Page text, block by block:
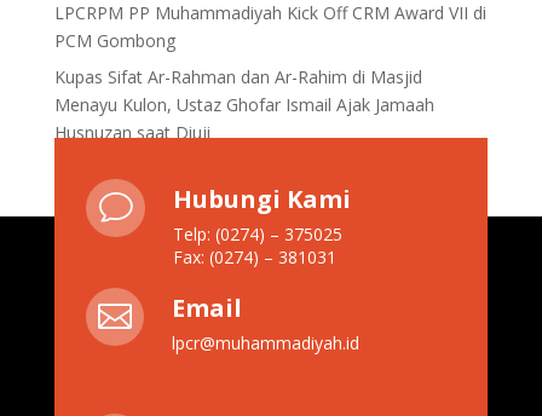
LPCRPM PP Muhammadiyah Kick Off CRM Award VII di
PCM Gombong
Kupas Sifat Ar-Rahman dan Ar-Rahim di Masjid
Menayu Kulon, Ustaz Ghofar Ismail Ajak Jamaah
Husnuzan saat Diuji
v Hubungi Kami
Telp: (0274) – 375025
Fax: (0274) – 381031
 Email
lpcr@muhammadiyah.id